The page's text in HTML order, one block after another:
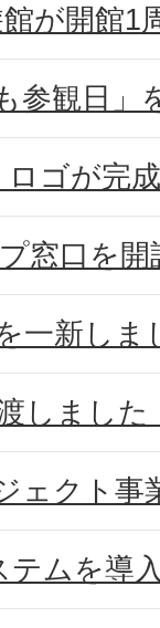
が開館1
参観日」
ロゴが完
窓口を
一新しま
しました
ェクト
テムを導